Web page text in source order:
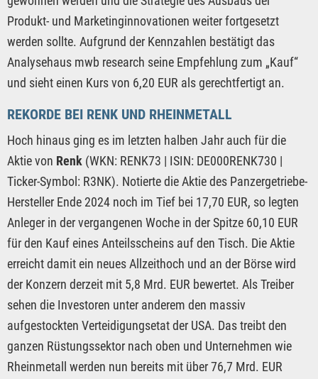
Produkt- und Marketinginnovationen weiter fortgesetzt
werden sollte. Aufgrund der Kennzahlen bestätigt das
Analysehaus mwb research seine Empfehlung zum „Kauf“
und sieht einen Kurs von 6,20 EUR als gerechtfertigt an.
REKORDE BEI RENK UND RHEINMETALL
Hoch hinaus ging es im letzten halben Jahr auch für die
Aktie von Renk (WKN: RENK73 | ISIN: DE000RENK730 |
Ticker-Symbol: R3NK). Notierte die Aktie des Panzergetriebe-
Hersteller Ende 2024 noch im Tief bei 17,70 EUR, so legten
Anleger in der vergangenen Woche in der Spitze 60,10 EUR
für den Kauf eines Anteilsscheins auf den Tisch. Die Aktie
erreicht damit ein neues Allzeithoch und an der Börse wird
der Konzern derzeit mit 5,8 Mrd. EUR bewertet. Als Treiber
sehen die Investoren unter anderem den massiv
aufgestockten Verteidigungsetat der USA. Das treibt den
ganzen Rüstungssektor nach oben und Unternehmen wie
Rheinmetall werden nun bereits mit über 76,7 Mrd. EUR